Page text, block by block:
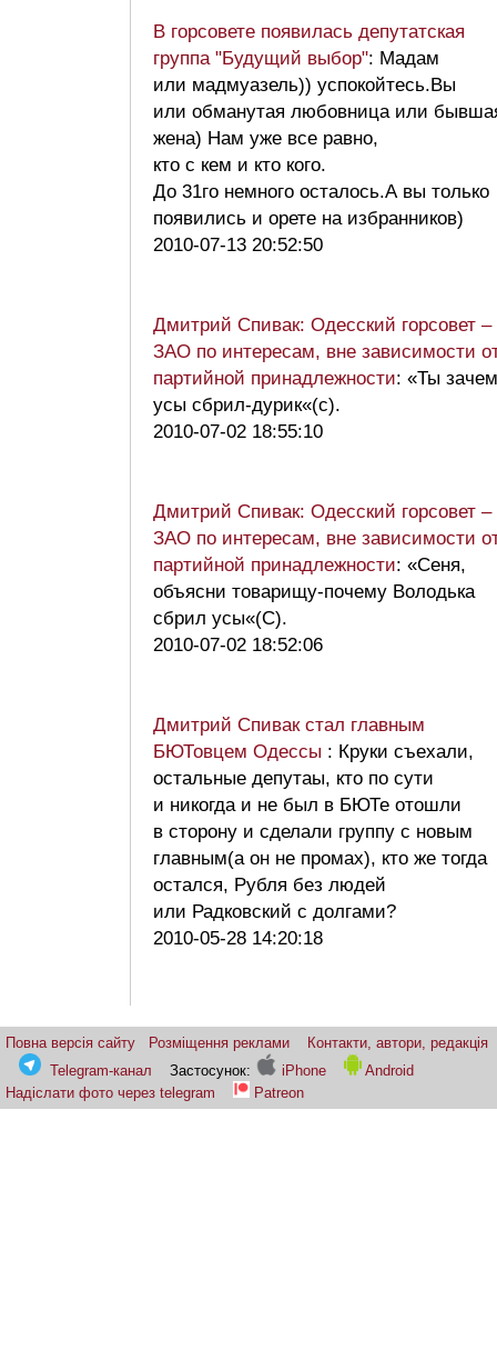
В горсовете появилась депутатская
группа "Будущий выбор": Мадам
или мадмуазель)) успокойтесь.Вы
или обманутая любовница или
жена) Нам уже все равно,
кто с кем и кто кого.
До 31го немного осталось.А вы только
появились и орете на избранников)
2010-07-13 20:52:50
Дмитрий Спивак: Одесский горсовет –
ЗАО по интересам, вне зависимости
партийной принадлежности: «Ты зачем
усы сбрил-дурик«(с).
2010-07-02 18:55:10
Дмитрий Спивак: Одесский горсовет –
ЗАО по интересам, вне зависимости
партийной принадлежности: «Сеня,
объясни товарищу-почему Володька
сбрил усы«(С).
2010-07-02 18:52:06
Дмитрий Спивак стал главным
БЮТовцем Одессы : Круки съехали,
остальные депутаы, кто по сути
и никогда и не был в БЮТе отошли
в сторону и сделали группу с новым
главным(а он не промах), кто же тогда
остался, Рубля без людей
или Радковский с долгами?
2010-05-28 14:20:18
Повна версія сайту Розміщення реклами
Контакти, автори, редакція
Telegram-канал
Застосунок: iPhone
Android
Надіслати фото через telegram
Patreon